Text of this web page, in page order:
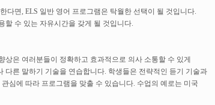
다면, ELS 일반 영어 프로그램은 탁월한 선택이 될 것입니다.
할 수 있는 자유시간을 갖게 될 것입니다.
은 여러분들이 정확하고 효과적으로 의사 소통할 수 있게
른 말하기 기술을 연습합니다. 학생들은 전략적인 듣기 기술과
심에 따라 프로그램을 맞출 수 있습니다. 수업의 예로는 미국